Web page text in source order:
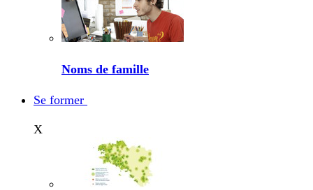
Noms de famille
Se former
X